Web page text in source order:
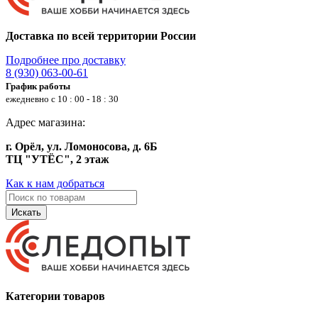
Доставка по всей территории России
Подробнее про доставку
8 (930) 063-00-61
График работы
ежедневно с 10 : 00 - 18 : 30
Адрес магазина:
г. Орёл, ул. Ломоносова, д. 6Б
ТЦ "УТЁС", 2 этаж
Как к нам добраться
Искать
Категории товаров